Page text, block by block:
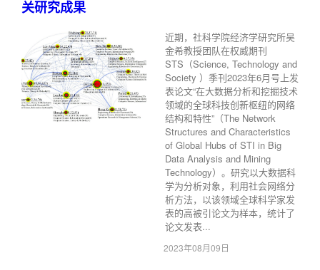
关研究成果
近期，社科学院经济学研究所吴
金希教授团队在权威期刊
STS（Science, Technology and
Society ）季刊2023年6月号上发
表论文“在大数据分析和挖掘技术
领域的全球科技创新枢纽的网络
结构和特性”（The Network
Structures and Characteristics
of Global Hubs of STI in Big
Data Analysis and Mining
Technology）。研究以大数据科
学为分析对象，利用社会网络分
析方法，以该领域全球科学家发
表的高被引论文为样本，统计了
论文发表...
2023年08月09日